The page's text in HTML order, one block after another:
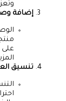
إضافة
على
تنسيق